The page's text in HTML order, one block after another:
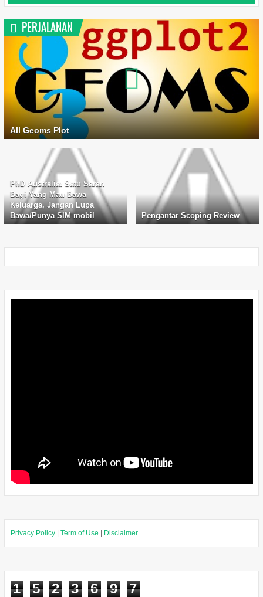
PERJALANAN
All Geoms Plot
PhD Australia: Satu Saran
Bagi Yang Mau Bawa
Keluarga, Jangan Lupa
Bawa/Punya SIM mobil
Pengantar Scoping Review
Privacy Policy| Term of Use Disclaimer
1 5 2 3 6 9 7